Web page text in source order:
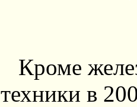
Кроме
техники в